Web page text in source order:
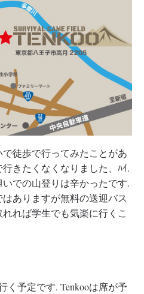
徒歩で行ってみたことがあ
きたくなくなりました、ﾊｲ.
での山登りは辛かったです.
ありますが無料の送迎バス
れば学生でも気楽に行くこ
く予定です. Tenkooは席が予